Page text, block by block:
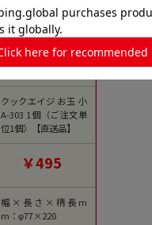
クックエイジ お玉 小
A-303 1個（ご注文単
位1個）【直送品】
￥495
幅×長さ×柄長m
m：φ77×220